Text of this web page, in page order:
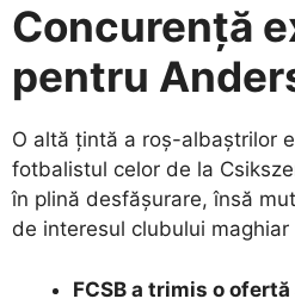
Concurență
pentru
​O altă țintă a roș-albaștrilor
fotbalistul celor de la
în plină desfășurare, însă
de interesul clubului maghiar
FCSB a trimis o